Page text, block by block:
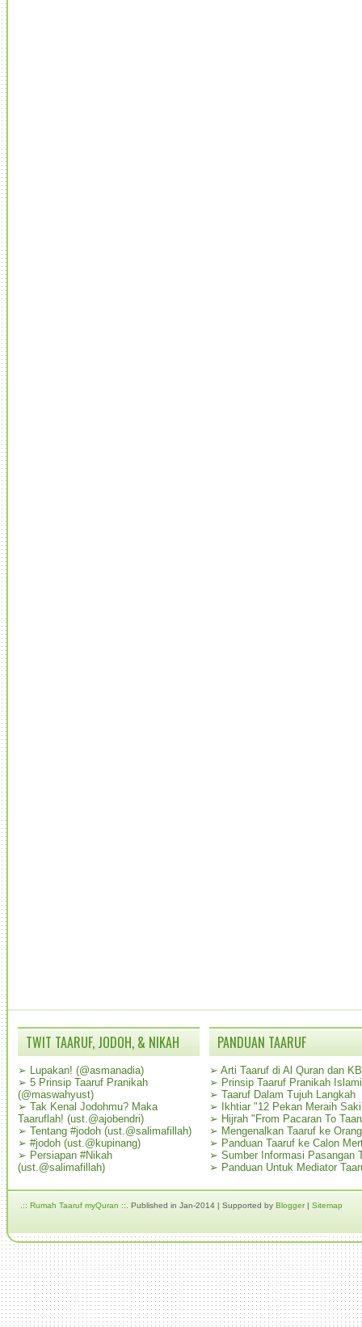
TWIT TAARUF, JODOH, & NIKAH
➢ Lupakan! (@asmanadia)
➢ 5 Prinsip Taaruf Pranikah
(@maswahyust)
➢ Tak Kenal Jodohmu? Maka
Taaruflah! (ust.@ajobendri)
➢ Tentang #jodoh (ust.@salimafillah)
➢ #jodoh (ust.@kupinang)
➢ Persiapan #Nikah
(ust.@salimafillah)
PANDUAN TAARUF
➢ Arti Taaruf di Al Quran dan
➢ Prinsip Taaruf Pranikah Islami
➢ Taaruf Dalam Tujuh Langkah
➢
Ikhtiar "12 Pekan Meraih
➢ Hijrah "From Pacaran To
➢ Mengenalkan Taaruf ke
➢ Panduan Taaruf ke Calon
➢ Sumber Informasi Pasangan
➢ Panduan Untuk Mediator
.:: Rumah Taaruf myQuran ::. Published in Jan-2014 | Supported by Blogger| Sitemap